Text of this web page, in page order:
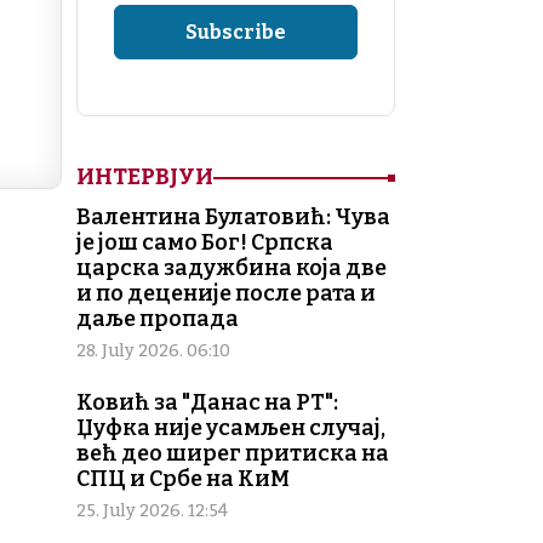
ИНТЕРВЈУИ
Валентина Булатовић: Чува
је још само Бог! Српска
царска задужбина која две
и по деценије после рата и
даље пропада
28. July 2026. 06:10
Ковић за "Данас на РТ":
Џуфка није усамљен случај,
већ део ширег притиска на
СПЦ и Србе на КиМ
25. July 2026. 12:54